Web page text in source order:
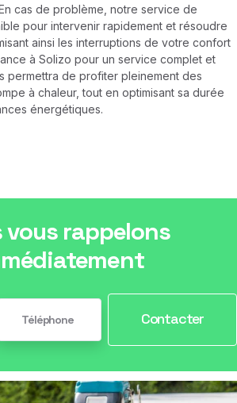
cas de problème, notre service de
pour intervenir rapidement et résoudre
ainsi les interruptions de votre confort
à Solizo pour un service complet et
permettra de profiter pleinement des
à chaleur, tout en optimisant sa durée
énergétiques.
vous rappelons
Contacter